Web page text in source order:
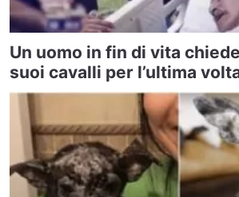
Un uomo in fin di vita
suoi cavalli per l’ultima